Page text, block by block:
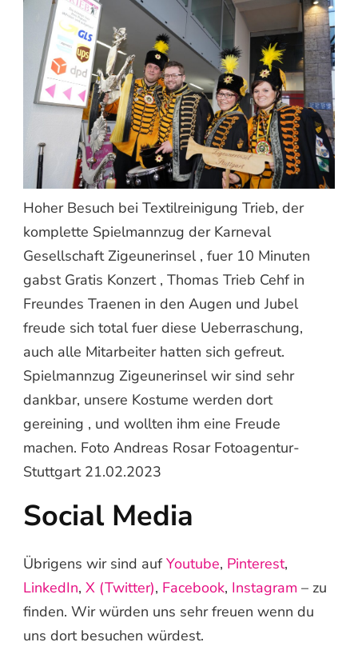
Hoher Besuch bei Textilreinigung Trieb, der
komplette Spielmannzug der Karneval
Gesellschaft Zigeunerinsel , fuer 10 Minuten
gabst Gratis Konzert , Thomas Trieb Cehf in
Freundes Traenen in den Augen und Jubel
freude sich total fuer diese Ueberraschung,
auch alle Mitarbeiter hatten sich gefreut.
Spielmannzug Zigeunerinsel wir sind sehr
dankbar, unsere Kostume werden dort
gereining , und wollten ihm eine Freude
machen. Foto Andreas Rosar Fotoagentur-
Stuttgart 21.02.2023
Social Media
Übrigens wir sind auf Youtube, Pinterest,
LinkedIn, X (Twitter), Facebook, Instagram – zu
finden. Wir würden uns sehr freuen wenn du
uns dort besuchen würdest.